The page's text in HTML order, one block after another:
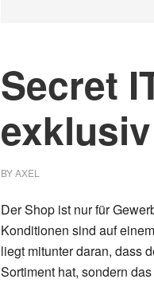
Secret
BYAXEL
Der Shop ist nur für
Konditionen sind auf
liegt mitunter daran, dass
Sortiment hat, sondern